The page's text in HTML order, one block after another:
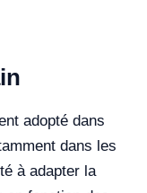
adopté dans
dans les
à adapter la